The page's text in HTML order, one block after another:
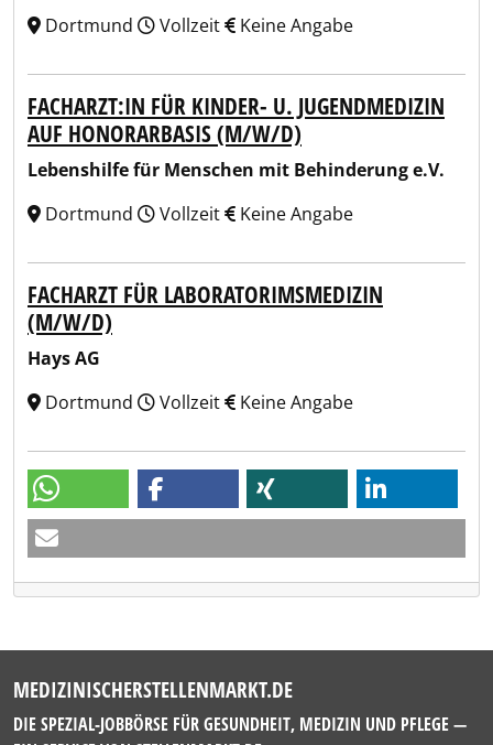
Dortmund
Vollzeit Keine Angabe
FACHARZT:IN FÜR KINDER- U. JUGENDMEDIZIN
AUF HONORARBASIS (M/W/D)
Lebenshilfe für Menschen mit Behinderung e.V.
Dortmund
Vollzeit Keine Angabe
FACHARZT FÜR LABORATORIMSMEDIZIN
(M/W/D)
Hays AG
Dortmund
Vollzeit Keine Angabe
MEDIZINISCHERSTELLENMARKT.DE
DIE SPEZIAL-JOBBÖRSE FÜR GESUNDHEIT, MEDIZIN UND PFLEGE —